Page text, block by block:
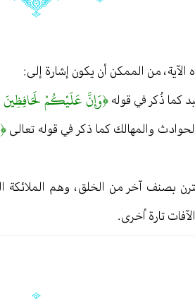
، من الممكن أن يكون إشارة إلى :
كما ذُكر في قوله ﴿وَإِنَّ عَلَيْكُمْ لَحَافِظِينَ
والمهالك كما ذكر في قوله تعالى
بصنف آخر من الخلق ، وهم الملائكة
تارة اُخرى .